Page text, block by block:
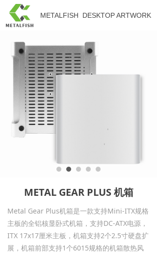
METALFISH DESKTOP ARTWORK
METAL GEAR PLUS 机箱
Metal Gear Plus机箱是一款支持Mini-ITX规格
主板的全铝核显卧式机箱，支持DC-ATX电源，
ITX 17x17厘米主板，机箱支持2个2.5寸硬盘扩
展，机箱前部支持1个6015规格的机箱散热风